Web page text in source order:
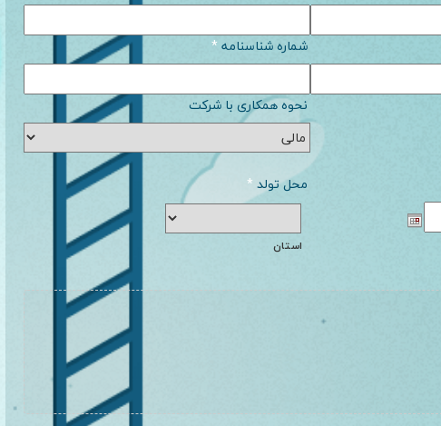
شماره شناسنامه *
نحوه همکاری با شرکت
محل تولد *
استان